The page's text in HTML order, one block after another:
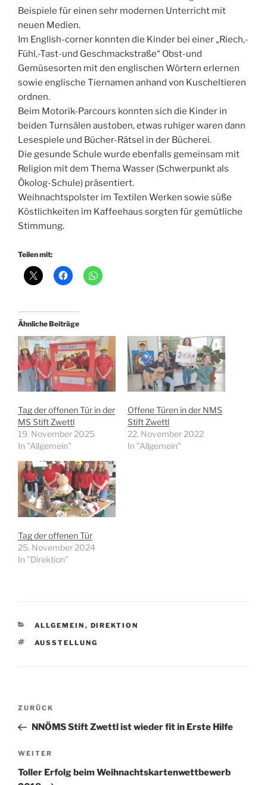
Beispiele für einen sehr modernen Unterricht mit
neuen Medien.
Im English-corner konnten die Kinder bei einer „Riech,-
Fühl,-Tast-und Geschmackstraße“ Obst-und
Gemüsesorten mit den englischen Wörtern erlernen
sowie englische Tiernamen anhand von Kuscheltieren
ordnen.
Beim Motorik-Parcours konnten sich die Kinder in
beiden Turnsälen austoben, etwas ruhiger waren dann
Lesespiele und Bücher-Rätsel in der Bücherei.
Die gesunde Schule wurde ebenfalls gemeinsam mit
Religion mit dem Thema Wasser (Schwerpunkt als
Ökolog-Schule) präsentiert.
Weihnachtspolster im Textilen Werken sowie süße
Köstlichkeiten im Kaffeehaus sorgten für gemütliche
Stimmung.
Teilen mit:
Ähnliche Beiträge
Tag der offenen Tür in der
MS Stift Zwettl
19. November 2025
In "Allgemein"
Offene Türen in der NMS
Stift Zwettl
22. November 2022
In "Allgemein"
Tag der offenen Tür
25. November 2024
In "Direktion"
KATEGORIEN
ALLGEMEIN , DIREKTION
SCHLAGWÖRTER
AUSSTELLUNG
Beitragsnavigation
Vorheriger
Beitrag
ZURÜCK
NNÖMS Stift Zwettl ist wieder fit in Erste Hilfe
Nächster
Beitrag
WEITER
Toller Erfolg beim Weihnachtskartenwettbewerb